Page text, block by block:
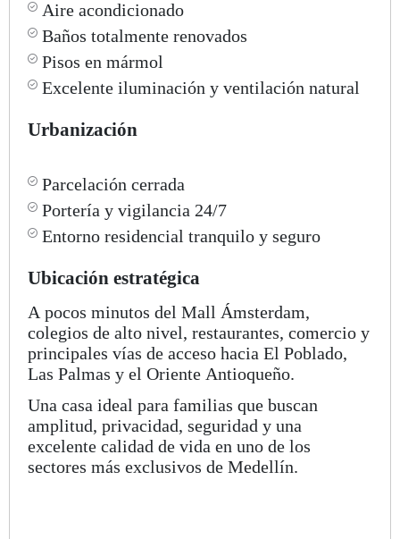
Aire acondicionado
Baños totalmente renovados
Pisos en mármol
Excelente iluminación y ventilación natural
Urbanización
Parcelación cerrada
Portería y vigilancia 24/7
Entorno residencial tranquilo y seguro
Ubicación estratégica
A pocos minutos del Mall Ámsterdam,
colegios de alto nivel, restaurantes, comercio y
principales vías de acceso hacia El Poblado,
Las Palmas y el Oriente Antioqueño.
Una casa ideal para familias que buscan
amplitud, privacidad, seguridad y una
excelente calidad de vida en uno de los
sectores más exclusivos de Medellín.